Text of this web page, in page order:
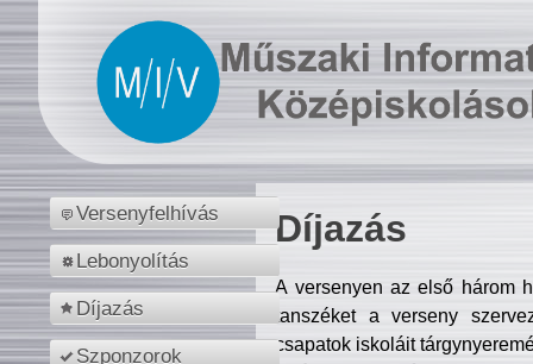
Versenyfelhívás
Lebonyolítás
Díjazás
Szponzorok
Díjazás
A versenyen az első három
tanszéket a verseny
csapatok iskoláit